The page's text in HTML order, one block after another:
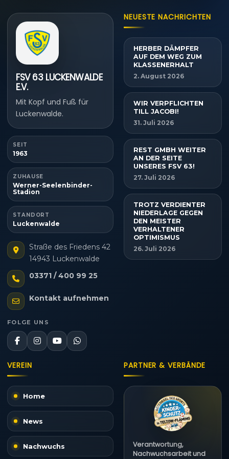
FSV 63 LUCKENWALDE
E.V.
Mit Kopf und Fuß für
Luckenwalde.
SEIT
1963
ZUHAUSE
Werner-Seelenbinder-
Stadion
STANDORT
Luckenwalde
Straße des Friedens 42
14943 Luckenwalde
03371 / 400 99 25
Kontakt aufnehmen
FOLGE UNS
NEUESTE NACHRICHTEN
HERBER DÄMPFER
AUF DEM WEG ZUM
KLASSENERHALT
2. August 2026
WIR VERPFLICHTEN
TILL JACOBI!
31. Juli 2026
REST GMBH WEITER
AN DER SEITE
UNSERES FSV 63!
27. Juli 2026
TROTZ VERDIENTER
NIEDERLAGE GEGEN
DEN MEISTER
VERHALTENER
OPTIMISMUS
26. Juli 2026
VEREIN
Home
News
Nachwuchs
PARTNER & VERBÄNDE
Verantwortung,
Nachwuchsarbeit und